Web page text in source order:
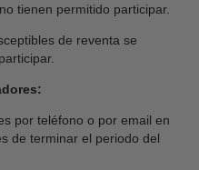
tienen permitido participar.
de reventa se
por teléfono o por email en
de terminar el periodo del